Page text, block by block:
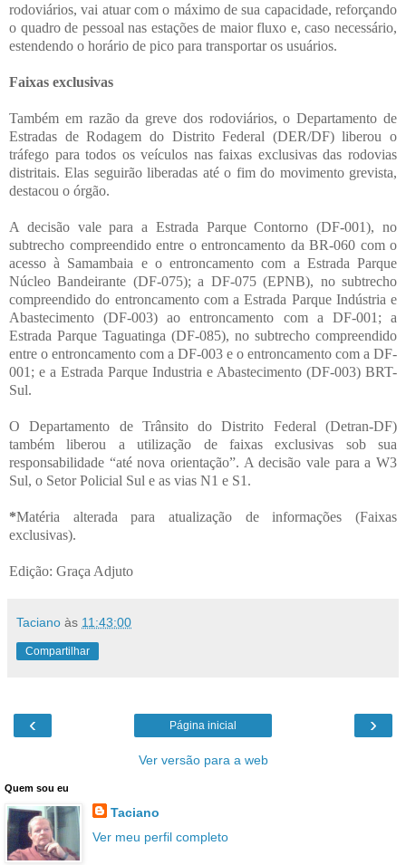
rodoviários, vai atuar com o máximo de sua capacidade, reforçando
o quadro de pessoal nas estações de maior fluxo e, caso necessário,
estendendo o horário de pico para transportar os usuários.
Faixas exclusivas
Também em razão da greve dos rodoviários, o Departamento de
Estradas de Rodagem do Distrito Federal (DER/DF) liberou o
tráfego para todos os veículos nas faixas exclusivas das rodovias
distritais. Elas seguirão liberadas até o fim do movimento grevista,
destacou o órgão.
A decisão vale para a Estrada Parque Contorno (DF-001), no
subtrecho compreendido entre o entroncamento da BR-060 com o
acesso à Samambaia e o entroncamento com a Estrada Parque
Núcleo Bandeirante (DF-075); a DF-075 (EPNB), no subtrecho
compreendido do entroncamento com a Estrada Parque Indústria e
Abastecimento (DF-003) ao entroncamento com a DF-001; a
Estrada Parque Taguatinga (DF-085), no subtrecho compreendido
entre o entroncamento com a DF-003 e o entroncamento com a DF-
001; e a Estrada Parque Industria e Abastecimento (DF-003) BRT-
Sul.
O Departamento de Trânsito do Distrito Federal (Detran-DF)
também liberou a utilização de faixas exclusivas sob sua
responsabilidade “até nova orientação”. A decisão vale para a W3
Sul, o Setor Policial Sul e as vias N1 e S1.
*Matéria alterada para atualização de informações (Faixas
exclusivas).
Edição: Graça Adjuto
Taciano às 11:43:00
Compartilhar
‹ ›
Página inicial
Ver versão para a web
Quem sou eu
Taciano
Ver meu perfil completo